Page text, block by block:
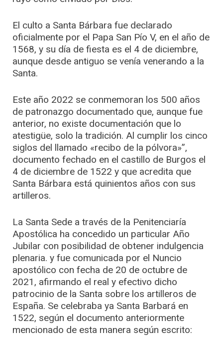
El culto a Santa Bárbara fue declarado
oficialmente por el Papa San Pío V, en el año de
1568, y su día de fiesta es el 4 de diciembre,
aunque desde antiguo se venía venerando a la
Santa.
Este año 2022 se conmemoran los 500 años
de patronazgo documentado que, aunque fue
anterior, no existe documentación que lo
atestigüe, solo la tradición. Al cumplir los cinco
siglos del llamado «recibo de la pólvora»”,
documento fechado en el castillo de Burgos el
4 de diciembre de 1522 y que acredita que
Santa Bárbara está quinientos años con sus
artilleros.
La Santa Sede a través de la Penitenciaría
Apostólica ha concedido un particular Año
Jubilar con posibilidad de obtener indulgencia
plenaria. y fue comunicada por el Nuncio
apostólico con fecha de 20 de octubre de
2021, afirmando el real y efectivo dicho
patrocinio de la Santa sobre los artilleros de
España. Se celebraba ya Santa Barbará en
1522, según el documento anteriormente
mencionado de esta manera según escrito: